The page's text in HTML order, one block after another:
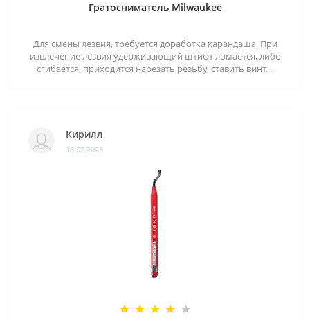
Гратосниматель Milwaukee
Для смены лезвия, требуется доработка карандаша. При
извлечение лезвия удерживающий штифт ломается, либо
сгибается, приходится нарезать резьбу, ставить винт. ..
Кирилл
18.02.2023